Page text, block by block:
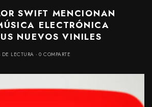
SWIFT MENCIONAN
ELECTRÓNICA
NUEVOS VINILES
LECTURA 0 COMPARTE